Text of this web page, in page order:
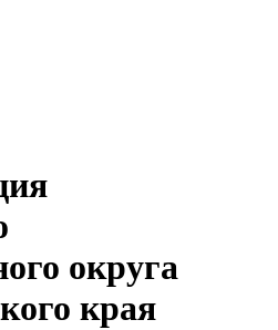
округа
края